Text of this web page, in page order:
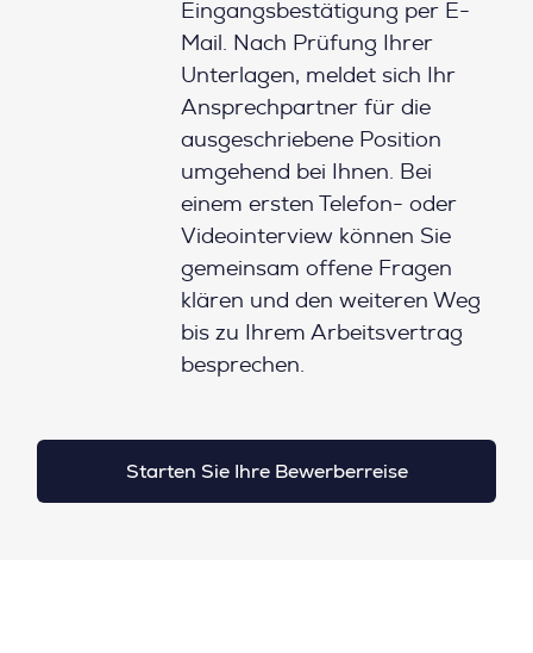
Eingangsbestätigung per E-
Mail. Nach Prüfung Ihrer
Unterlagen, meldet sich Ihr
Ansprechpartner für die
ausgeschriebene Position
umgehend bei Ihnen. Bei
einem ersten Telefon- oder
Videointerview können Sie
gemeinsam offene Fragen
klären und den weiteren Weg
bis zu Ihrem Arbeitsvertrag
besprechen.
Starten Sie Ihre Bewerberreise